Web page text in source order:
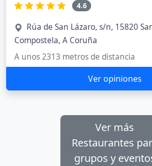
4.6
Rúa de San Lázaro, s/n, 15820
Compostela, A Coruña
A unos 2313 metros de distancia
Ver opiniones
Ver más
Restaurantes
grupos y